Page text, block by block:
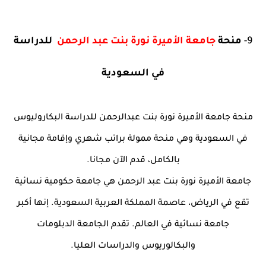
9- منحة جامعة الأميرة نورة بنت عبد الرحمن للدراسة
في السعودية
منحة جامعة الأميرة نورة بنت عبدالرحمن للدراسة البكاروليوس
في السعودية وهي منحة ممولة براتب شهري وإقامة مجانية
بالكامل، قدم الآن مجانا.
جامعة الأميرة نورة بنت عبد الرحمن هي جامعة حكومية نسائية
تقع في الرياض، عاصمة المملكة العربية السعودية. إنها أكبر
جامعة نسائية في العالم. تقدم الجامعة الدبلومات
والبكالوريوس والدراسات العليا.